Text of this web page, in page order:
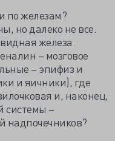
по железам?
но далеко не все.
железа.
– мозговое
– эпифиз и
и яичники), где
и, наконец,
системы –
надпочечников?